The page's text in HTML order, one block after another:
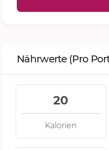
Nährwerte (Pro
20
Kalorien